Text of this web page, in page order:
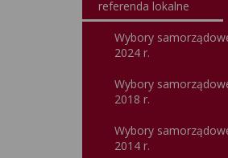
referenda lokalne
Wybory
2024 r.
Wybory
2018 r.
Wybory
2014 r.